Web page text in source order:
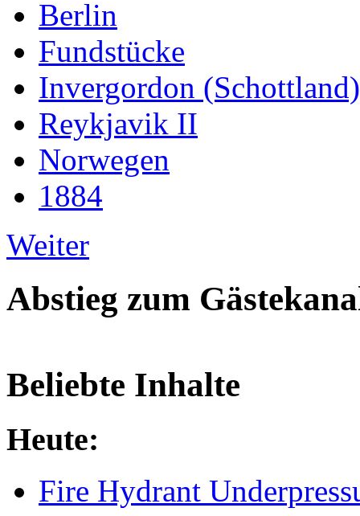
Berlin
Fundstücke
Invergordon (Schottland)
Reykjavik II
Norwegen
1884
Weiter
Abstieg zum
Beliebte Inhalte
Heute:
Fire Hydrant